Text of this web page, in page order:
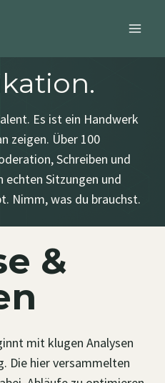
Es ist ein Handwerk
zeigen. Über 100
Schreiben und
Sitzungen und
Nimm, was du brauchst.
&
mit klugen Analysen
Die hier versammelten